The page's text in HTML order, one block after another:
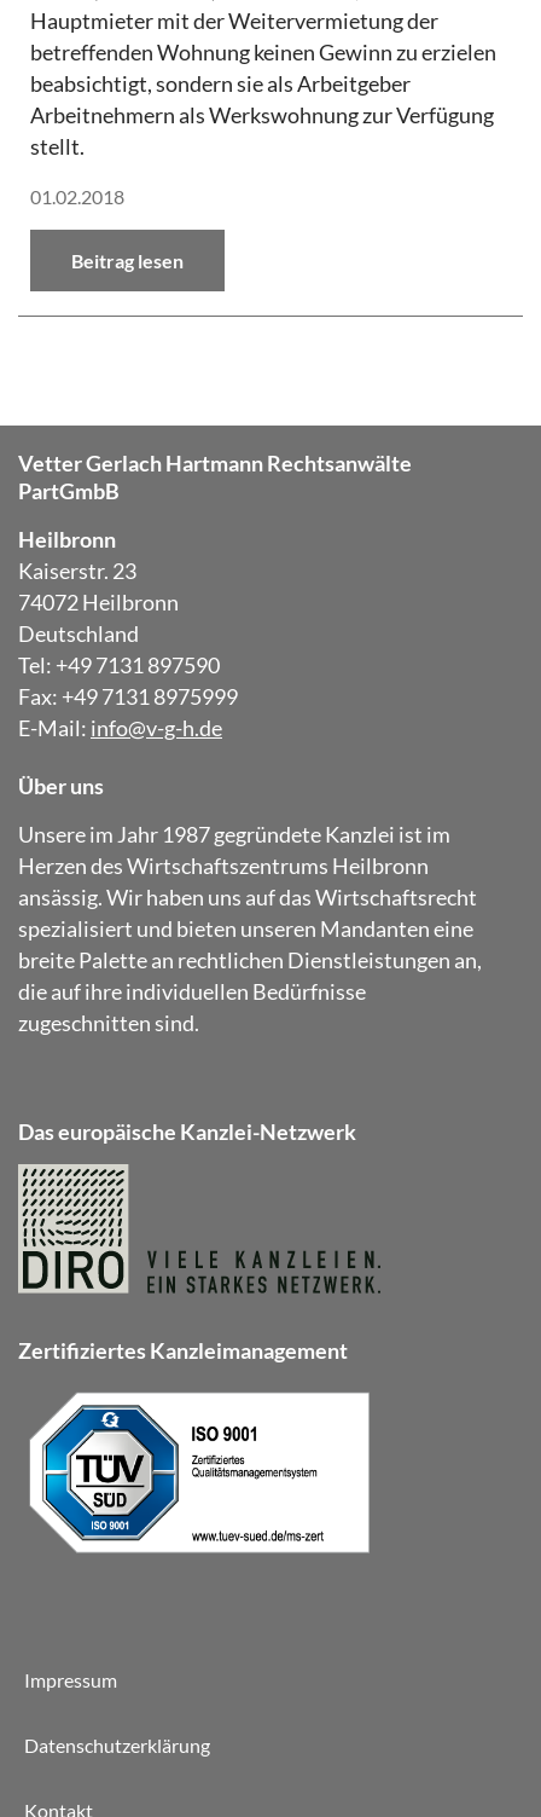
Hauptmieter mit der Weitervermietung der
betreffenden Wohnung keinen Gewinn zu erzielen
beabsichtigt, sondern sie als Arbeitgeber
Arbeitnehmern als Werkswohnung zur Verfügung
stellt.
01.02.2018
Beitrag lesen
Vetter Gerlach Hartmann Rechtsanwälte
PartGmbB
Heilbronn
Kaiserstr. 23
74072 Heilbronn
Deutschland
Tel: +49 7131 897590
Fax: +49 7131 8975999
E-Mail: info@v-g-h.de
Über uns
Unsere im Jahr 1987 gegründete Kanzlei ist im
Herzen des Wirtschaftszentrums Heilbronn
ansässig. Wir haben uns auf das Wirtschaftsrecht
spezialisiert und bieten unseren Mandanten eine
breite Palette an rechtlichen Dienstleistungen an,
die auf ihre individuellen Bedürfnisse
zugeschnitten sind.
Das europäische Kanzlei-Netzwerk
Zertifiziertes Kanzleimanagement
Impressum
Datenschutzerklärung
Kontakt